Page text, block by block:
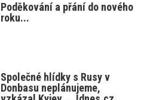
Poděkování a přání do nového
roku...
Společné hlídky s Rusy v
Donbasu neplánujeme,